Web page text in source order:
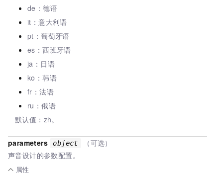
de：德语
it：意大利语
pt：葡萄牙语
es：西班牙语
ja：日语
ko：韩语
fr：法语
ru：俄语
默认值：zh。
parameters object
（可选）
声音设计的参数配置。
属性